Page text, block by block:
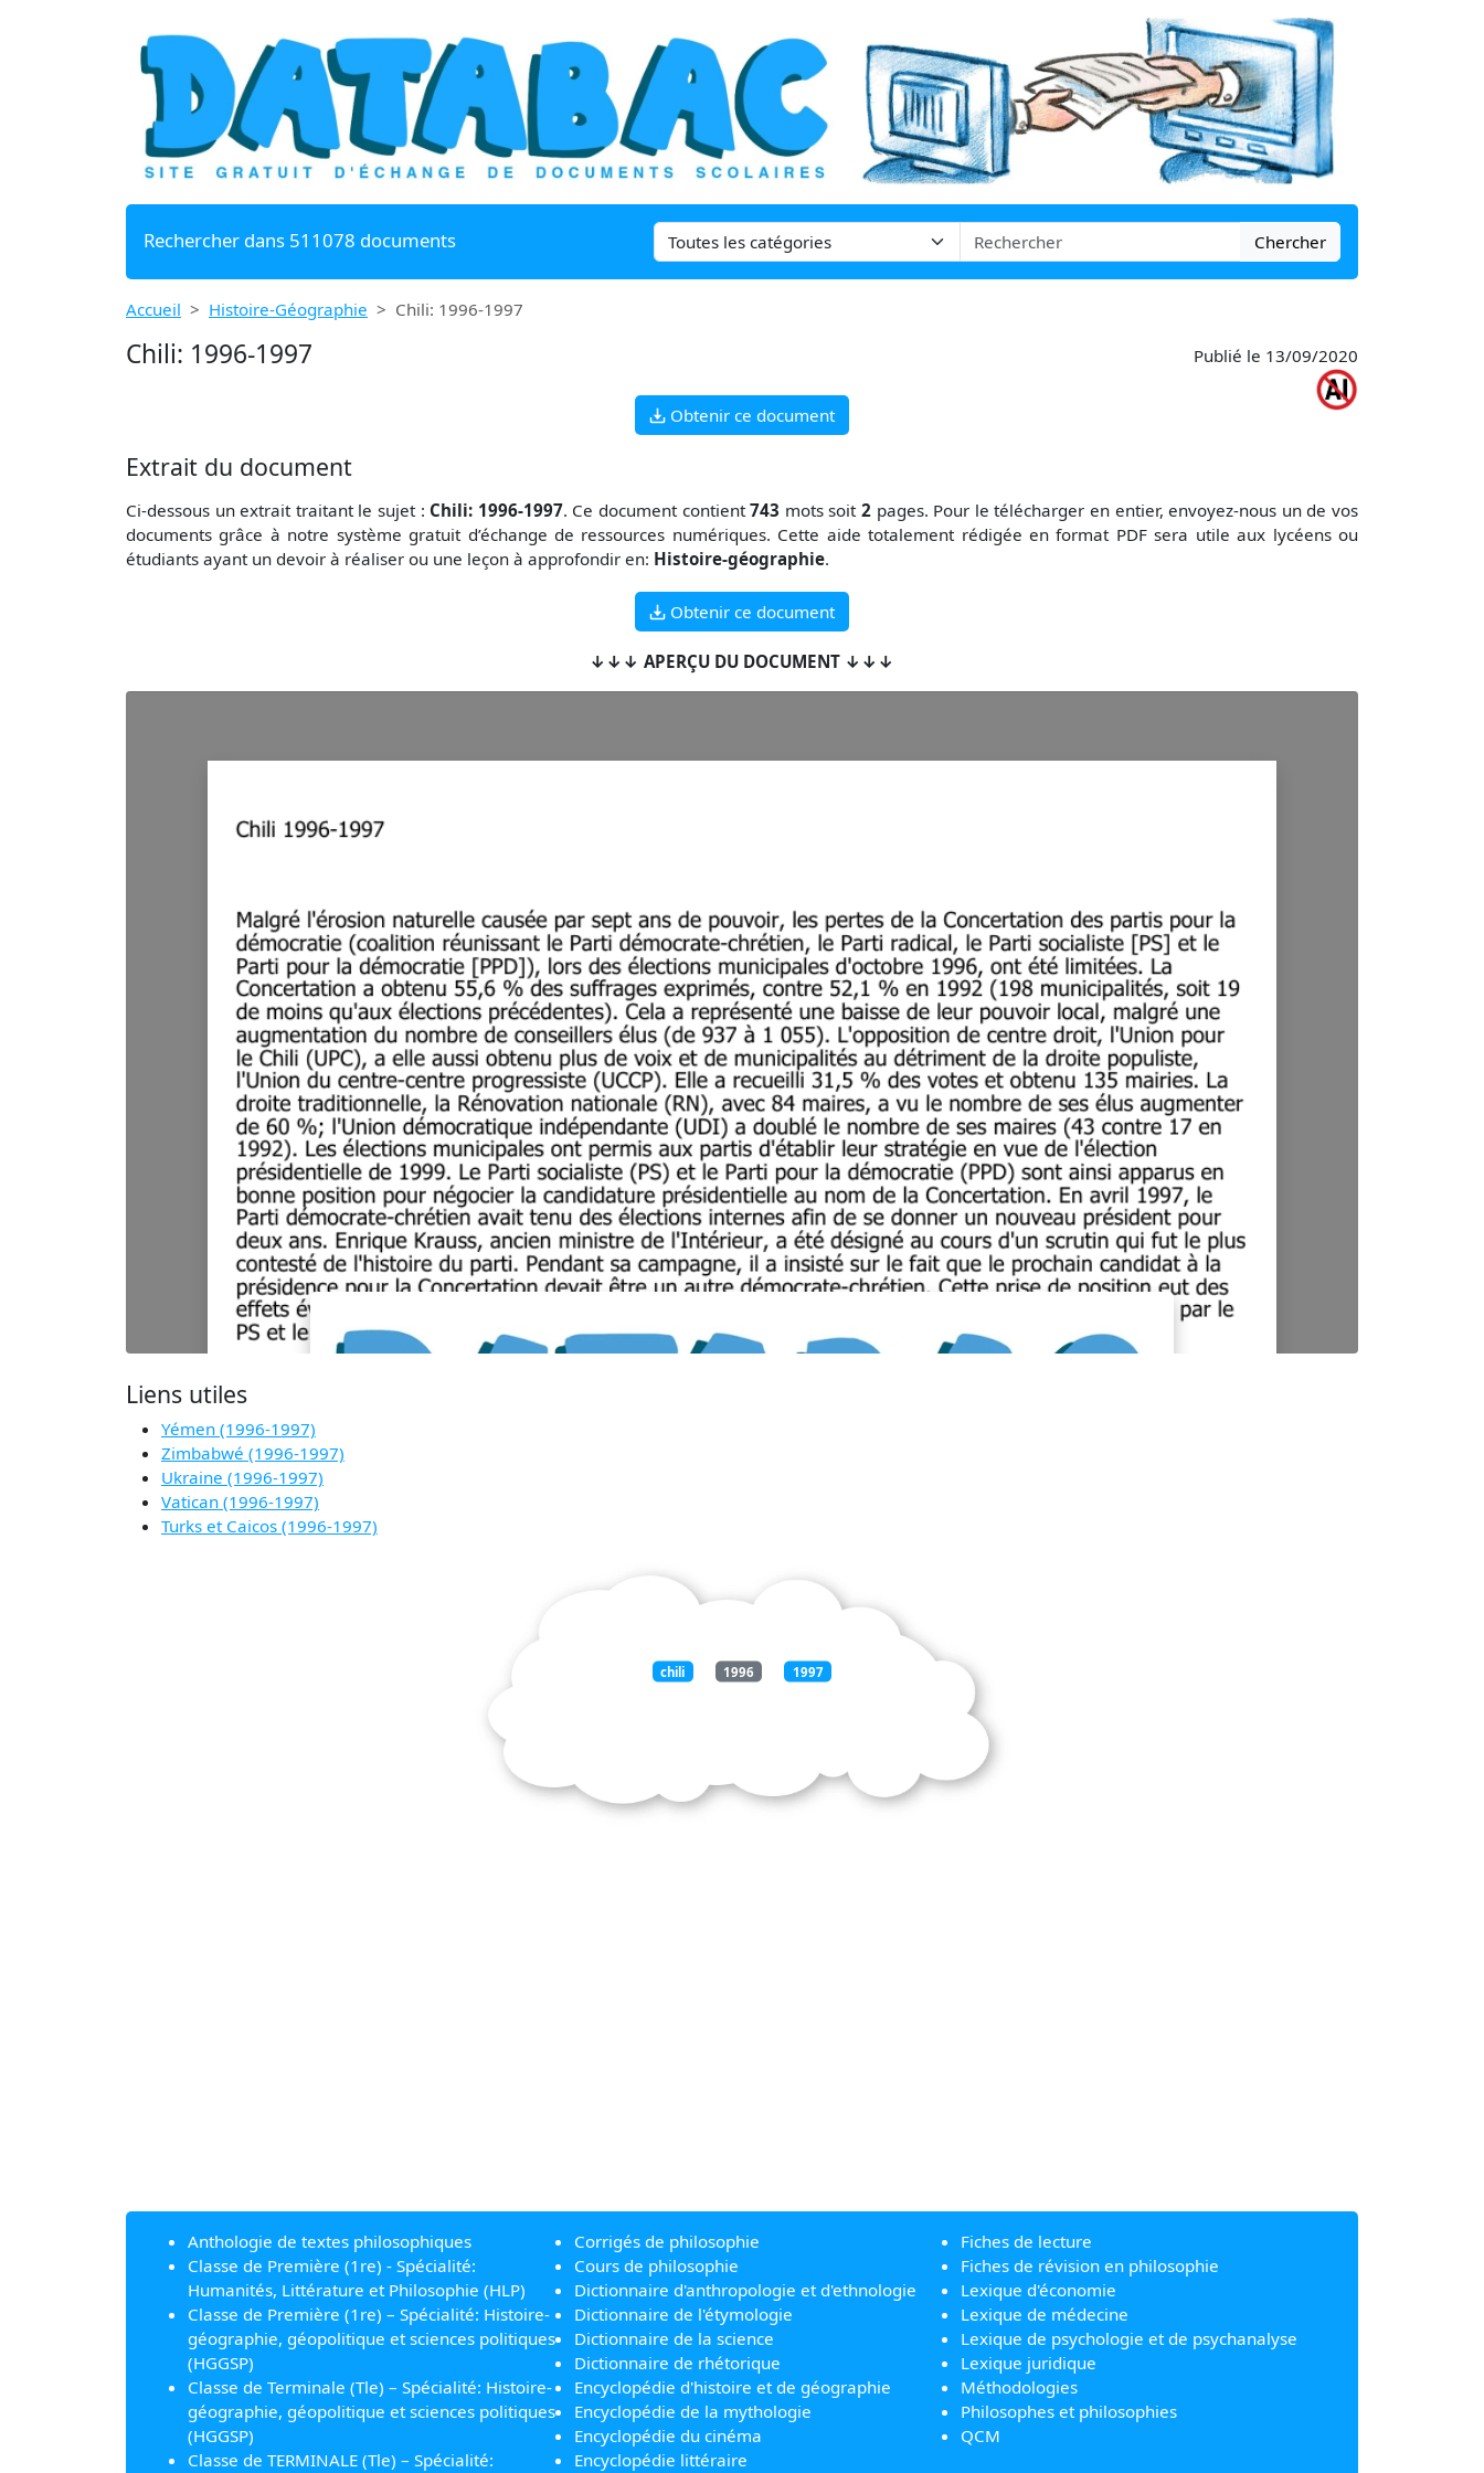
Rechercher dans 511078 documents Chercher
Accueil Histoire-Géographie Chili: 1996-1997
Chili: 1996-1997 Publié le 13/09/2020
Obtenir ce document
Extrait du document
Ci-dessous un extrait traitant le sujet : Chili: 1996-1997. Ce document contient743 mots soit2 pages. Pour le télécharger en entier, envoyez-nous un de vos
documents grâce à notre système gratuit d’échange de ressources numériques. Cette aide totalement rédigée en format PDF sera utile aux lycéens ou
étudiants ayant un devoir à réaliser ou une leçon à approfondir en: Histoire-géographie.
Obtenir ce document
↓↓↓ APERÇU DU DOCUMENT ↓↓↓
Liens utiles
Yémen (1996-1997)
Zimbabwé (1996-1997)
Ukraine (1996-1997)
Vatican (1996-1997)
Turks et Caicos (1996-1997)
chili 1996 1997
Anthologie de textes philosophiques
Classe de Première (1re) - Spécialité:
Humanités, Littérature et Philosophie (HLP)
Classe de Première (1re) – Spécialité: Histoire-
géographie, géopolitique et sciences politiques
(HGGSP)
Classe de Terminale (Tle) – Spécialité: Histoire-
géographie, géopolitique et sciences politiques
(HGGSP)
Classe de TERMINALE (Tle) – Spécialité:
Corrigés de philosophie
Cours de philosophie
Dictionnaire d'anthropologie et d'ethnologie
Dictionnaire de l'étymologie
Dictionnaire de la science
Dictionnaire de rhétorique
Encyclopédie d'histoire et de géographie
Encyclopédie de la mythologie
Encyclopédie du cinéma
Encyclopédie littéraire
Fiches de lecture
Fiches de révision en philosophie
Lexique d'économie
Lexique de médecine
Lexique de psychologie et de psychanalyse
Lexique juridique
Méthodologies
Philosophes et philosophies
QCM